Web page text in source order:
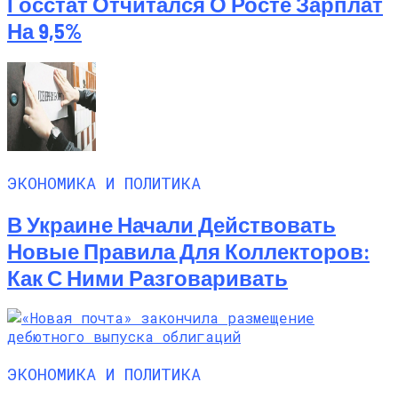
На Выходных
На 9,5%
ЭКОНОМИКА И ПОЛИТИКА
В Украине Начали Действовать
Новые Правила Для Коллекторов:
Как С Ними Разговаривать
ЭКОНОМИКА И ПОЛИТИКА